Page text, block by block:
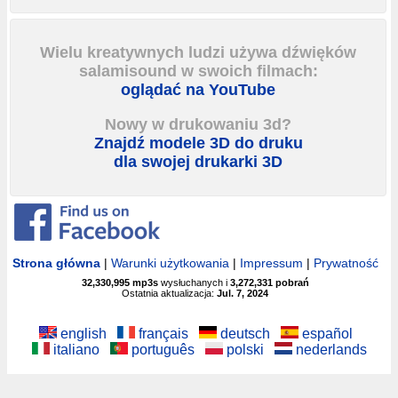
Wielu kreatywnych ludzi używa dźwięków
salamisound w swoich filmach:
oglądać na YouTube
Nowy w drukowaniu 3d?
Znajdź modele 3D do druku
dla swojej drukarki 3D
Strona główna| Warunki użytkowania| Impressum | Prywatność
32,330,995 mp3swysłuchanych i 3,272,331 pobrań
Ostatnia aktualizacja:Jul. 7, 2024
english français deutsch
español
italiano
português polski nederlands